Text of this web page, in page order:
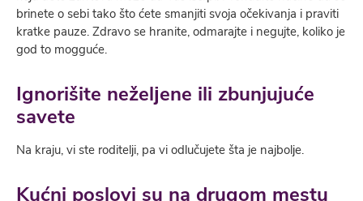
brinete o sebi tako što ćete smanjiti svoja očekivanja i praviti
kratke pauze. Zdravo se hranite, odmarajte i negujte, koliko je
god to mogguće.
Ignorišite neželјene ili zbunjujuće
savete
Na kraju, vi ste roditelјi, pa vi odlučujete šta je najbolјe.
Kućni poslovi su na drugom mestu